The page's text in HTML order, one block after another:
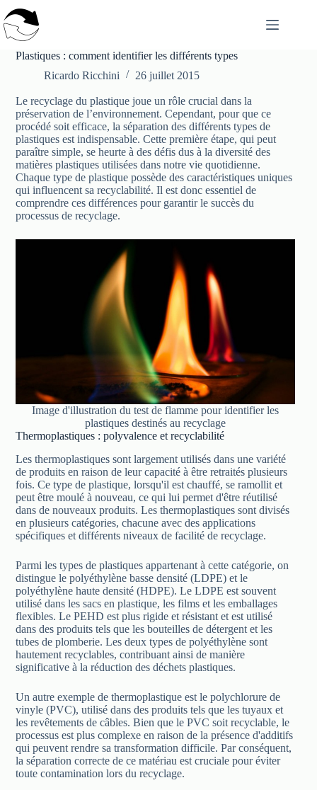
au
contenu
Plastiques : comment identifier les différents types
Ricardo Ricchini
26 juillet 2015
Le recyclage du plastique joue un rôle crucial dans la
préservation de l’environnement. Cependant, pour que ce
procédé soit efficace, la séparation des différents types de
plastiques est indispensable. Cette première étape, qui peut
paraître simple, se heurte à des défis dus à la diversité des
matières plastiques utilisées dans notre vie quotidienne.
Chaque type de plastique possède des caractéristiques uniques
qui influencent sa recyclabilité. Il est donc essentiel de
comprendre ces différences pour garantir le succès du
processus de recyclage.
Image d'illustration du test de flamme pour identifier les
plastiques destinés au recyclage
Thermoplastiques : polyvalence et recyclabilité
Les thermoplastiques sont largement utilisés dans une variété
de produits en raison de leur capacité à être retraités plusieurs
fois. Ce type de plastique, lorsqu'il est chauffé, se ramollit et
peut être moulé à nouveau, ce qui lui permet d'être réutilisé
dans de nouveaux produits. Les thermoplastiques sont divisés
en plusieurs catégories, chacune avec des applications
spécifiques et différents niveaux de facilité de recyclage.
Parmi les types de plastiques appartenant à cette catégorie, on
distingue le polyéthylène basse densité (LDPE) et le
polyéthylène haute densité (HDPE). Le LDPE est souvent
utilisé dans les sacs en plastique, les films et les emballages
flexibles. Le PEHD est plus rigide et résistant et est utilisé
dans des produits tels que les bouteilles de détergent et les
tubes de plomberie. Les deux types de polyéthylène sont
hautement recyclables, contribuant ainsi de manière
significative à la réduction des déchets plastiques.
Un autre exemple de thermoplastique est le polychlorure de
vinyle (PVC), utilisé dans des produits tels que les tuyaux et
les revêtements de câbles. Bien que le PVC soit recyclable, le
processus est plus complexe en raison de la présence d'additifs
qui peuvent rendre sa transformation difficile. Par conséquent,
la séparation correcte de ce matériau est cruciale pour éviter
toute contamination lors du recyclage.